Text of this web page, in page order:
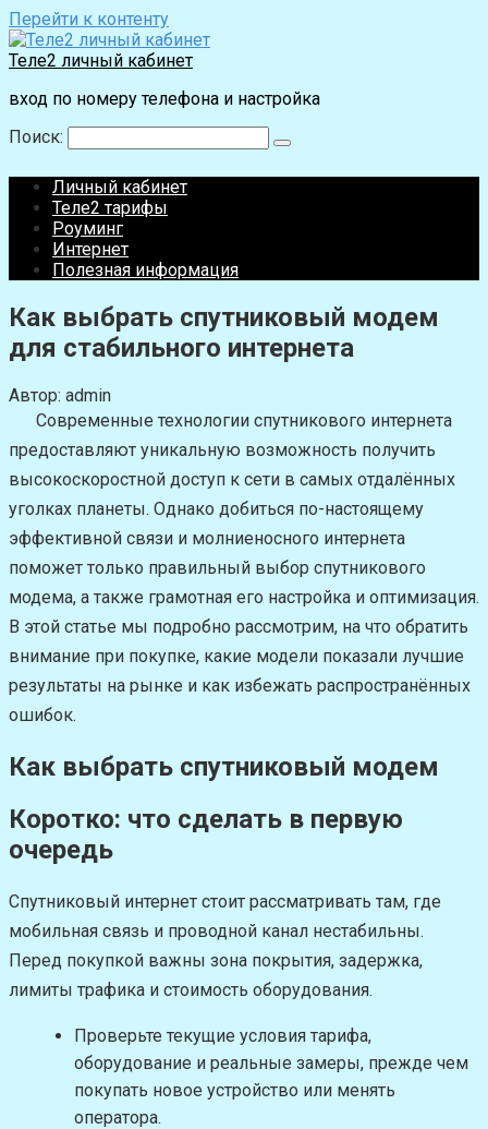
Перейти к контенту
Теле2 личный кабинет
вход по номеру телефона и настройка
Поиск:
Личный кабинет
Теле2 тарифы
Роуминг
Интернет
Полезная информация
Как выбрать спутниковый модем
для стабильного интернета
Автор: admin
Современные технологии спутникового интернета
предоставляют уникальную возможность получить
высокоскоростной доступ к сети в самых отдалённых
уголках планеты. Однако добиться по-настоящему
эффективной связи и молниеносного интернета
поможет только правильный выбор спутникового
модема, а также грамотная его настройка и оптимизация.
В этой статье мы подробно рассмотрим, на что обратить
внимание при покупке, какие модели показали лучшие
результаты на рынке и как избежать распространённых
ошибок.
Как выбрать спутниковый модем
Коротко: что сделать в первую
очередь
Спутниковый интернет стоит рассматривать там, где
мобильная связь и проводной канал нестабильны.
Перед покупкой важны зона покрытия, задержка,
лимиты трафика и стоимость оборудования.
Проверьте текущие условия тарифа,
оборудование и реальные замеры, прежде чем
покупать новое устройство или менять
оператора.